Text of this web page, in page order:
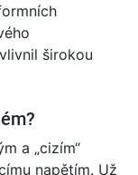
širokou
a „cizím“
napětím. Už